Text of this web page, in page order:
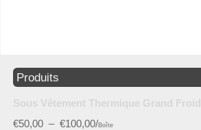
Produits
Sous Vêtement Thermique Grand Froid
€50,00 – €100,00/Boîte